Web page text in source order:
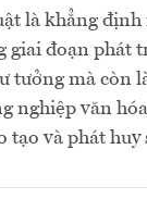
là khẳng
giai đoạn phát
tưởng mà còn
nghiệp văn
tạo và phát